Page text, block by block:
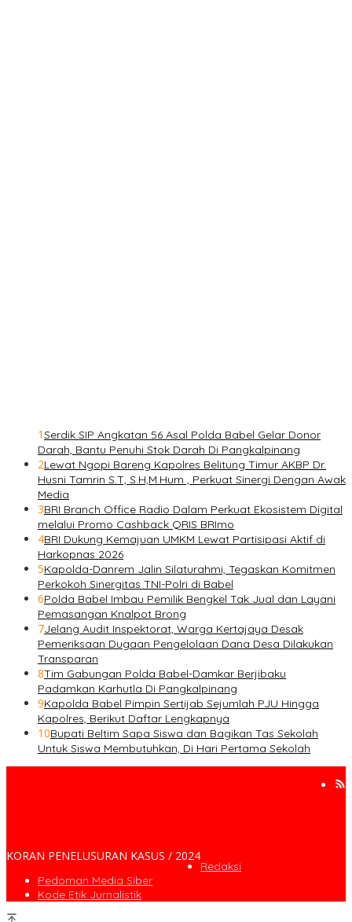
1Serdik SIP Angkatan 56 Asal Polda Babel Gelar Donor
Darah, Bantu Penuhi Stok Darah Di Pangkalpinang
2Lewat Ngopi Bareng Kapolres Belitung Timur AKBP Dr.
Husni Tamrin S.T, S.H,M.Hum , Perkuat Sinergi Dengan Awak
Media
3BRI Branch Office Radio Dalam Perkuat Ekosistem Digital
melalui Promo Cashback QRIS BRImo
4BRI Dukung Kemajuan UMKM Lewat Partisipasi Aktif di
Harkopnas 2026
5Kapolda-Danrem Jalin Silaturahmi, Tegaskan Komitmen
Perkokoh Sinergitas TNI-Polri di Babel
6Polda Babel Imbau Pemilik Bengkel Tak Jual dan Layani
Pemasangan Knalpot Brong
7Jelang Audit Inspektorat, Warga Kertajaya Desak
Pemeriksaan Dugaan Pengelolaan Dana Desa Dilakukan
Transparan
8Tim Gabungan Polda Babel-Damkar Berjibaku
Padamkan Karhutla Di Pangkalpinang
9Kapolda Babel Pimpin Sertijab Sejumlah PJU Hingga
Kapolres, Berikut Daftar Lengkapnya
10Bupati Beltim Sapa Siswa dan Bagikan Tas Sekolah
Untuk Siswa Membutuhkan, Di Hari Pertama Sekolah
KORAN PENELUSURAN KASUS / 2024
Redaksi
Pedoman Media Siber
Kode Etik Jurnalistik